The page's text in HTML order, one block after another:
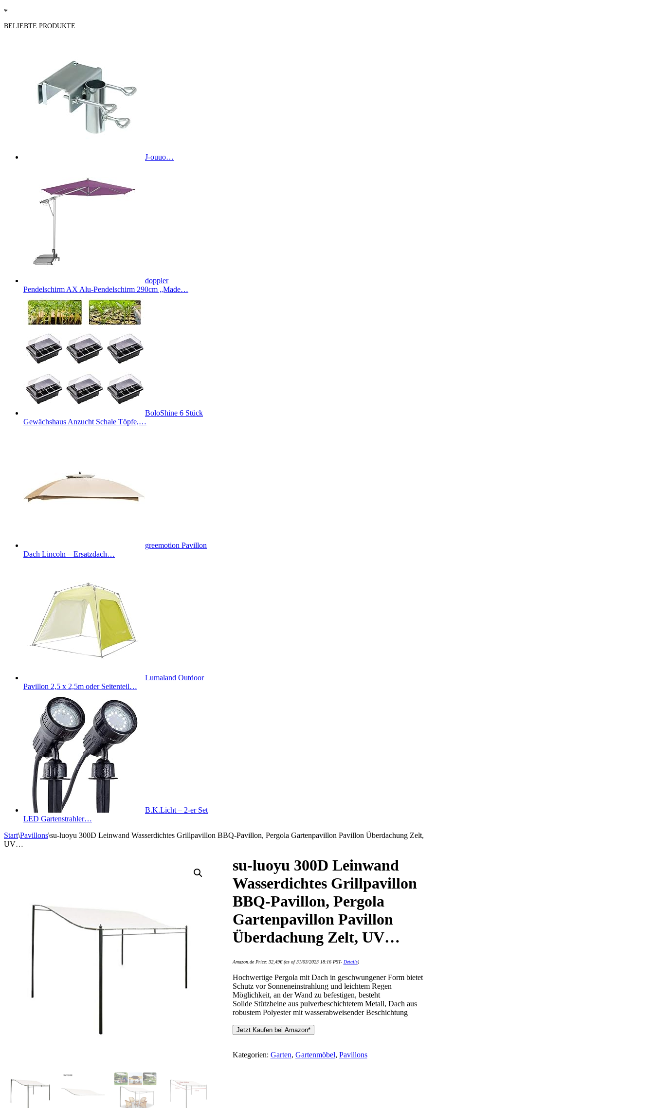
*
BELIEBTE PRODUKTE
J-ouuo…
doppler
Pendelschirm AX Alu-Pendelschirm 290cm „Made…
BoloShine 6 Stück
Gewächshaus Anzucht Schale Töpfe,…
greemotion Pavillon
Dach Lincoln – Ersatzdach…
Lumaland Outdoor
Pavillon 2,5 x 2,5m oder Seitenteil…
B.K.Licht – 2-er Set
LED Gartenstrahler…
Start\Pavillons\su-luoyu 300D Leinwand Wasserdichtes Grillpavillon BBQ-Pavillon, Pergola Gartenpavillon Pavillon Überdachung Zelt,
UV…
su-luoyu 300D Leinwand
Wasserdichtes Grillpavillon
BBQ-Pavillon, Pergola
Gartenpavillon Pavillon
Überdachung Zelt, UV…
Amazon.de Price: 32,49€(as of 31/03/2023 18:16 PST- Details)
Hochwertige Pergola mit Dach in geschwungener Form bietet
Schutz vor Sonneneinstrahlung und leichtem Regen
Möglichkeit, an der Wand zu befestigen, besteht
Solide Stützbeine aus pulverbeschichtetem Metall, Dach aus
robustem Polyester mit wasserabweisender Beschichtung
Jetzt Kaufen bei Amazon*
Kategorien: Garten, Gartenmöbel, Pavillons